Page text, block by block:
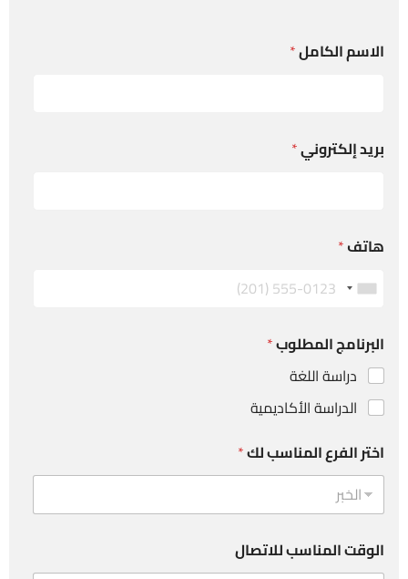
الاسم الكامل*
بريد إلكتروني*
هاتف*
البرنامج المطلوب*
دراسة اللغة
الدراسة الأكاديمية
اختر الفرع المناسب لك*
الوقت المناسب للاتصال